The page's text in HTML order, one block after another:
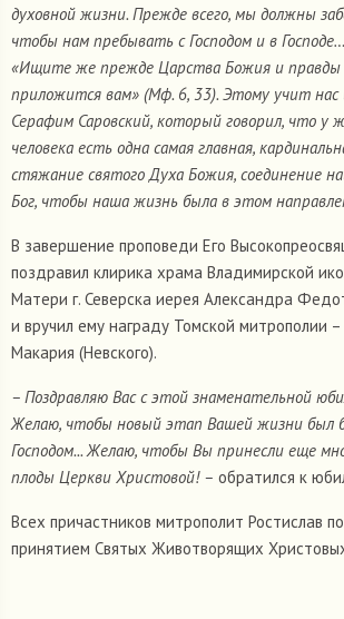
духовной жизни. Прежде всего, мы должны
чтобы нам пребывать с Господом и в
«Ищите же прежде Царства Божия и правды
приложится вам» (Мф. 6, 33). Этому учит нас
Серафим Саровский, который говорил, что у
человека есть одна самая главная,
стяжание святого Духа Божия, соединение
Бог, чтобы наша жизнь была в этом
В завершение проповеди Его
поздравил клирика храма Владимирской
Матери г. Северска иерея Александра
и вручил ему награду Томской митрополии
Макария (Невского).
– Поздравляю Вас с этой знаменательной
Желаю, чтобы новый этап Вашей жизни был
Господом... Желаю, чтобы Вы принесли еще
плоды Церкви Христовой! – обратился к
Всех причастников митрополит Ростислав
принятием Святых Животворящих